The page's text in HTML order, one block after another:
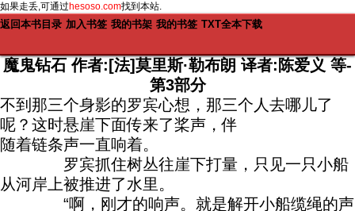
如果走丢,可通过hesoso.com找到本站.
返回本书目录 加入书签 我的书架 我的书签 TXT全本下载
魔鬼钻石 作者:[法]莫里斯·勒布朗 译者:陈爱义 等-
第3部分
不到那三个身影的罗宾心想，那三个人去哪儿了
呢？这时悬崖下面传来了桨声，伴
随着链条声一直响着。
罗宾抓住树丛往崖下打量，只见一只小船
从河岸上被推进了水里。
“啊，刚才的响声。就是解开小船缆绳的声